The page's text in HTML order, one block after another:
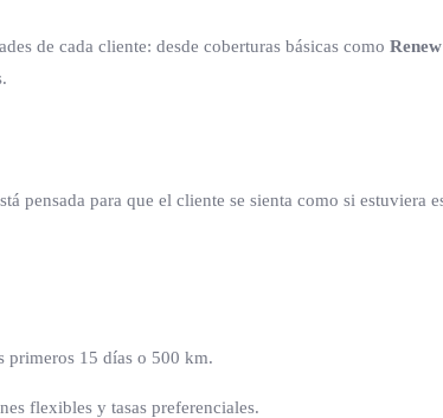
de cada cliente: desde coberturas básicas como
pensada para que el cliente se sienta como si estuviera
primeros 15 días o 500 km.
flexibles y tasas preferenciales.